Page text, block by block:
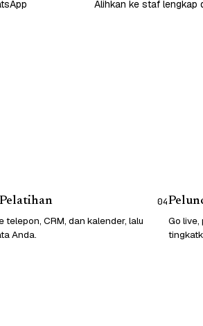
Alihkan ke staf lengkap
telepon, CRM, dan kalender, lalu
Anda.
04
Go live,